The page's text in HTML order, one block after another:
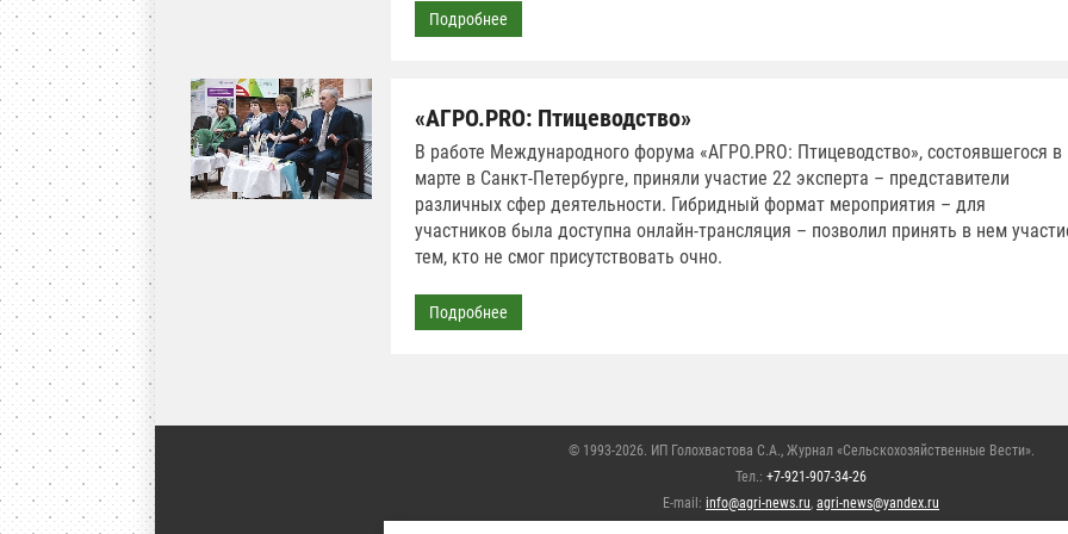
Подробнее
«АГРО.PRO: Птицеводство»
В работе Международного форума «АГРО.PRO: Птицеводство», состоявшегося в
марте в Санкт-Петербурге, приняли участие 22 эксперта – представители
различных сфер деятельности. Гибридный формат мероприятия – для
участников была доступна онлайн-трансляция – позволил принять в нем
тем, кто не смог присутствовать очно.
Подробнее
© 1993-2026. ИП Голохвастова С.А., Журнал «Сельскохозяйственные Вести».
Тел.: +7-921-907-34-26
E-mail: info@agri-news.ru, agri-news@yandex.ru